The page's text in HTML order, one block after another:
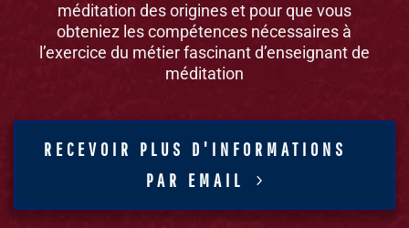
méditation des origines et pour que vous
obteniez les compétences nécessaires à
l’exercice du métier fascinant d’enseignant de
méditation
RECEVOIR PLUS D'INFORMATIONS
PAR EMAIL